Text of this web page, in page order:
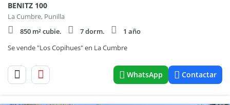
BENITZ 100
La Cumbre, Punilla
850 m² cubie.
7 dorm.
1 año
Se vende "Los Copihues" en La Cumbre
WhatsApp Contactar